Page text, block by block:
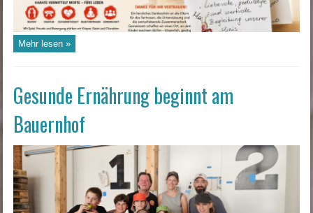
Mehr lesen »
Gesunde Ernährung beginnt am
Bauernhof